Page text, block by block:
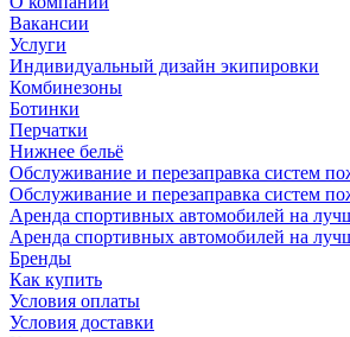
Вакансии
Услуги
Индивидуальный дизайн экипировки
Комбинезоны
Ботинки
Перчатки
Нижнее бельё
Обслуживание и перезаправка систем
Обслуживание и перезаправка систем
Аренда спортивных автомобилей на
Аренда спортивных автомобилей на
Бренды
Как купить
Условия оплаты
Условия доставки